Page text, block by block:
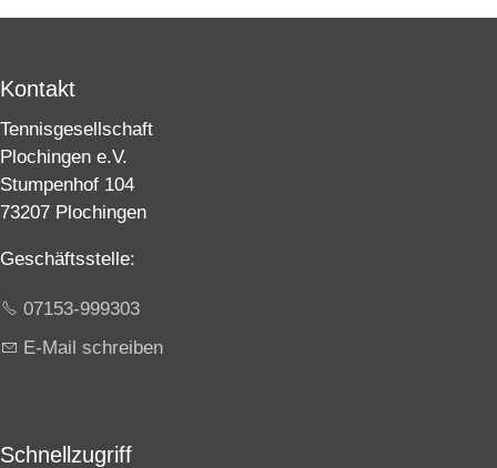
Kontakt
Tennisgesellschaft
Plochingen e.V.
Stumpenhof 104
73207 Plochingen
Geschäftsstelle:
07153-999303
E-Mail schreiben
Schnellzugriff